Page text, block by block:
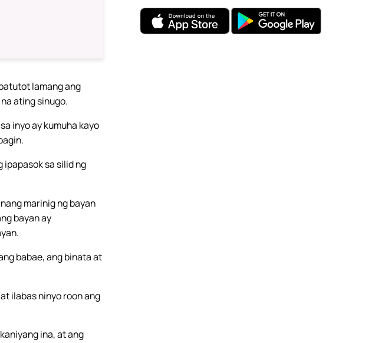
lamang ang
ating sinugo.
inyo ay kumuha kayo
ipapasok sa silid ng
marinig ng bayan
bayan ay
babae, ang binata at
ilabas ninyo roon ang
ina, at ang